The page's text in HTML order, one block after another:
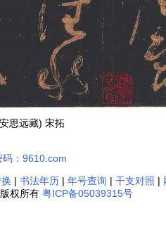
思远藏) 宋拓
码：9610.com
| 书法年历 | 年号查询 | 干支对照 |
版权所有 粤ICP备05039315号